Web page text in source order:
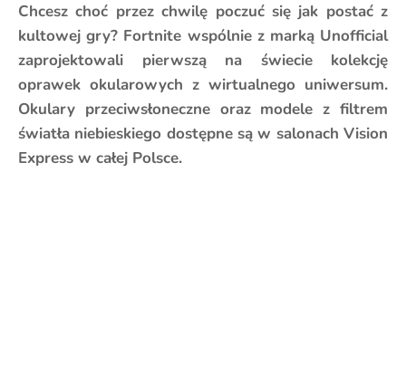
Chcesz choć przez chwilę poczuć się jak postać z
kultowej gry? Fortnite wspólnie z marką Unofficial
zaprojektowali pierwszą na świecie kolekcję
oprawek okularowych z wirtualnego uniwersum.
Okulary przeciwsłoneczne oraz modele z filtrem
światła niebieskiego dostępne są w salonach Vision
Express w całej Polsce.